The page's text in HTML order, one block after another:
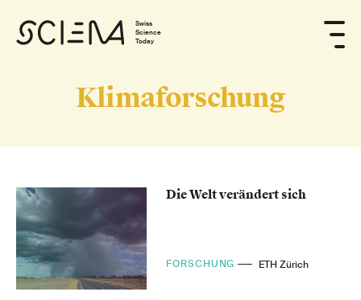
Swiss
Science
Today
Klimaforschung
Die Welt verändert sich
FORSCHUNG ETH Zürich